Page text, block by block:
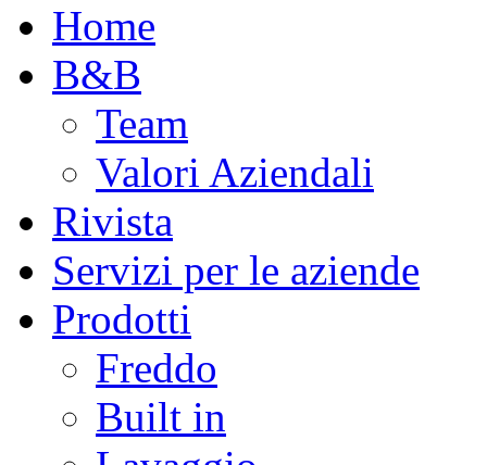
Home
B&B
Team
Valori Aziendali
Rivista
Servizi per le aziende
Prodotti
Freddo
Built in